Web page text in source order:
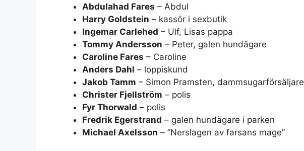
Abdulahad Fares – Abdul
Harry Goldstein – kassör i sexbutik
Ingemar Carlehed – Ulf, Lisas pappa
Tommy Andersson – Peter, galen hundägare
Caroline Fares – Caroline
Anders Dahl – loppiskund
Jakob Tamm – Simon Pramsten, dammsugarförsäljare
Christer Fjellström – polis
Fyr Thorwald – polis
Fredrik Egerstrand – galen hundägare i parken
Michael Axelsson – ”Nerslagen av farsans mage”